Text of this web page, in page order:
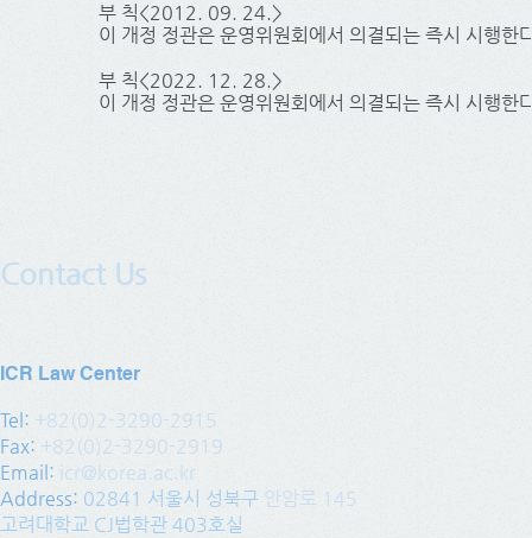
부 칙<2012. 09. 24.>
이 개정 정관은 운영위원회에서 의결되는 즉시 시행한
부 칙<2022. 12. 28.>
이 개정 정관은 운영위원회에서 의결되는 즉시 시행한
Contact Us
ICR Law Center
Tel: +82(0)2-3290-2915
Fax: +82(0)2-3290-2919
Email: icr@korea.ac.kr
Address: 02841 서울시 성북구 안암로 145
고려대학교 CJ법학관 403호실